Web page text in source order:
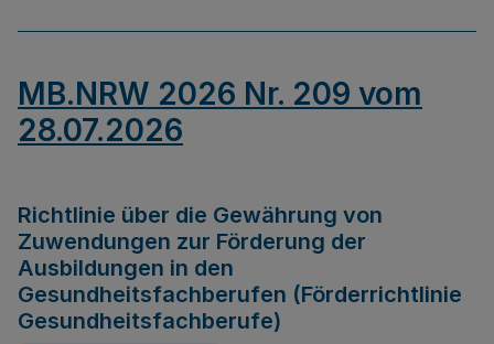
MB.NRW 2026 Nr. 209 vom
28.07.2026
Richtlinie über die Gewährung von
Zuwendungen zur Förderung der
Ausbildungen in den
Gesundheitsfachberufen (Förderrichtlinie
Gesundheitsfachberufe)